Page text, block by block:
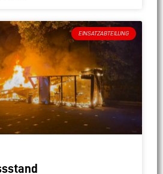
EINSATZABTEILUNG